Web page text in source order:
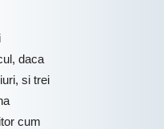
daca
si trei
cum